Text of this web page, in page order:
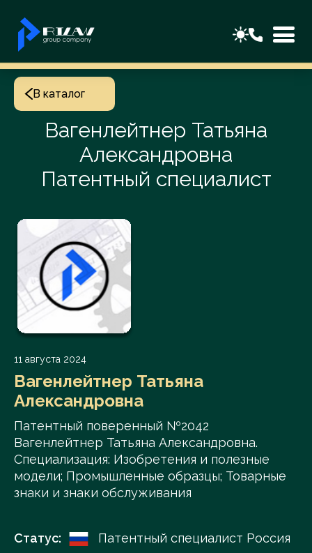
В каталог
Вагенлейтнер Татьяна
Александровна
Патентный специалист
11 августа 2024
Вагенлейтнер Татьяна
Александровна
Патентный поверенный №2042
Вагенлейтнер Татьяна Александровна.
Специализация: Изобретения и полезные
модели; Промышленные образцы; Товарные
знаки и знаки обслуживания
Статус:
Патентный специалист Россия